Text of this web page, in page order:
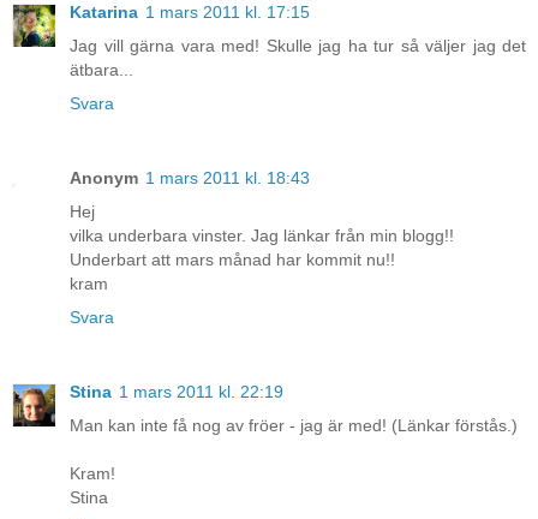
Katarina 1 mars 2011 kl. 17:15
Jag vill gärna vara med! Skulle jag ha tur så väljer jag det
ätbara...
Svara
Anonym 1 mars 2011 kl. 18:43
Hej
vilka underbara vinster. Jag länkar från min blogg!!
Underbart att mars månad har kommit nu!!
kram
Svara
Stina 1 mars 2011 kl. 22:19
Man kan inte få nog av fröer - jag är med! (Länkar förstås.)
Kram!
Stina